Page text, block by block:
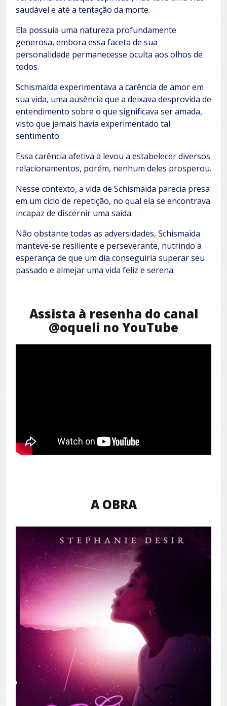
saudável e até a tentação da morte.
Ela possuía uma natureza profundamente
generosa, embora essa faceta de sua
personalidade permanecesse oculta aos olhos de
todos.
Schismaïda experimentava a carência de amor em
sua vida, uma ausência que a deixava desprovida de
entendimento sobre o que significava ser amada,
visto que jamais havia experimentado tal
sentimento.
Essa carência afetiva a levou a estabelecer diversos
relacionamentos, porém, nenhum deles prosperou.
Nesse contexto, a vida de Schismaïda parecia presa
em um ciclo de repetição, no qual ela se encontrava
incapaz de discernir uma saída.
Não obstante todas as adversidades, Schismaïda
manteve-se resiliente e perseverante, nutrindo a
esperança de que um dia conseguiria superar seu
passado e almejar uma vida feliz e serena.
Assista à resenha do canal
@oqueli no YouTube
A OBRA